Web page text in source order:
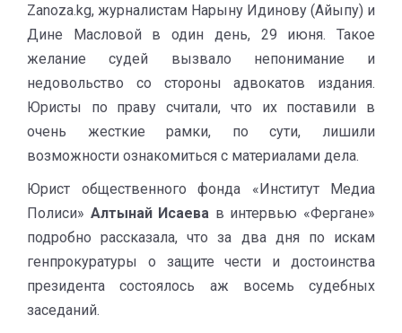
Zanoza.kg, журналистам Нарыну Идинову (Айыпу) и
Дине Масловой в один день, 29 июня. Такое
желание судей вызвало непонимание и
недовольство со стороны адвокатов издания.
Юристы по праву считали, что их поставили в
очень жесткие рамки, по сути, лишили
возможности ознакомиться с материалами дела.
Юрист общественного фонда «Институт Медиа
Полиси» Алтынай Исаева в интервью «Фергане»
подробно рассказала, что за два дня по искам
генпрокуратуры о защите чести и достоинства
президента состоялось аж восемь судебных
заседаний.